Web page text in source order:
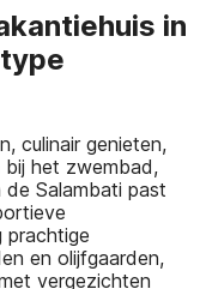
in
culinair genieten,
bij het zwembad,
Salambati past
prachtige
en olijfgaarden,
vergezichten